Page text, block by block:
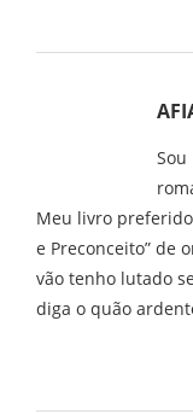
Meu livro
e Preconceito” de
vão tenho lutado
diga o quão